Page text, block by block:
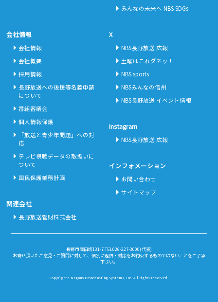
みんなの未来へ NBS SDGs
会社情報
会社情報
会社概要
採用情報
長野放送への後援等名義申請
について
番組審議会
個人情報保護
「放送と青少年問題」への対
応
テレビ視聴データの取扱いに
ついて
国民保護業務計画
関連会社
長野放送管財株式会社
X
NBS長野放送 広報
土曜はこれダネッ！
NBS sports
NBSみんなの信州
NBS長野放送 イベント情報
Instagram
NBS長野放送 広報
インフォメーション
お問い合わせ
サイトマップ
長野市岡田町131-7 TEL026-227-3000(代表)
お寄せ頂いたご意見・ご質問に対して、個別に返信・対応をお約束するものではないことをご了承
下さい。
Copyright c Nagano Broadcasting Systems, Inc. All rights reserved.